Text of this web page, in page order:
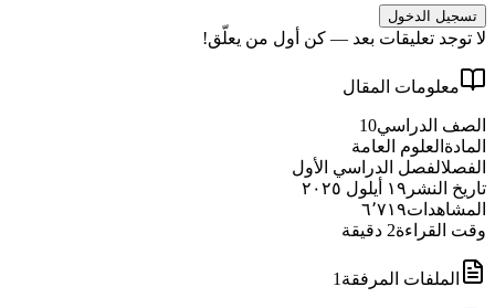
تسجيل الدخول
لا توجد تعليقات بعد — كن أول من يعلّق!
معلومات المقال
الصف الدراسي10
المادة العلوم العامة
الفصلالفصل الدراسي الأول
تاريخ النشر ١٩ أيلول ٢٠٢٥
المشاهدات٦٬٧١٩
وقت القراءة2 دقيقة
الملفات المرفقة 1